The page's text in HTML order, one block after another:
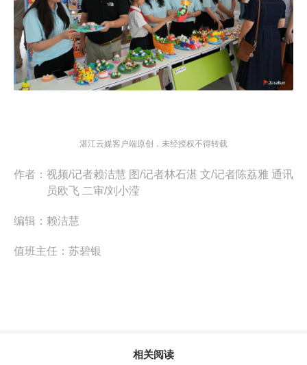
湛江云媒客户端原创，未经授权不得转载
作者： 视频/记者赖洁慧 图/记者林石湛 文/记者陈荔雅 通讯
员欧飞 二审/刘小滢
编辑： 赖洁慧
值班主任： 苏碧银
相关阅读